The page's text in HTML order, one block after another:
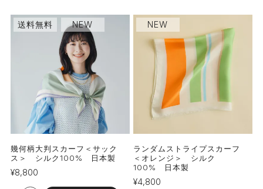
送料無料 NEW
幾何柄大判スカーフ＜サック
ス＞ シルク100% 日本製
¥8,800
NEW
ランダムストライプスカーフ
＜オレンジ＞ シルク
100% 日本製
¥4,800